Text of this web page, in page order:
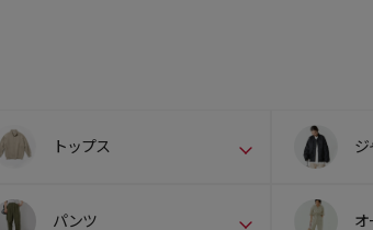
トップス ジ
パンツ オ